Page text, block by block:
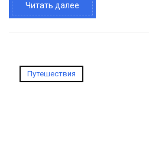
Читать далее
Путешествия